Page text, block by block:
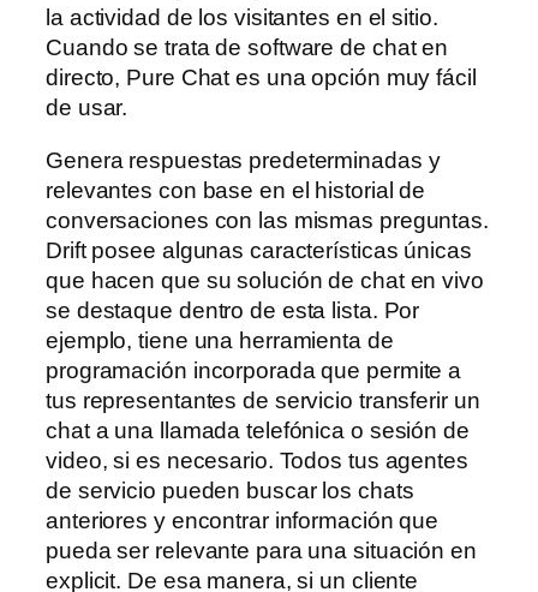
la actividad de los visitantes en el sitio.
Cuando se trata de software de chat en
directo, Pure Chat es una opción muy fácil
de usar.
Genera respuestas predeterminadas y
relevantes con base en el historial de
conversaciones con las mismas preguntas.
Drift posee algunas características únicas
que hacen que su solución de chat en vivo
se destaque dentro de esta lista. Por
ejemplo, tiene una herramienta de
programación incorporada que permite a
tus representantes de servicio transferir un
chat a una llamada telefónica o sesión de
video, si es necesario. Todos tus agentes
de servicio pueden buscar los chats
anteriores y encontrar información que
pueda ser relevante para una situación en
explicit. De esa manera, si un cliente